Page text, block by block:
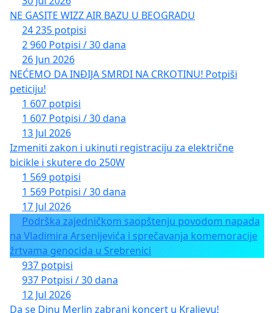
NE GASITE WIZZ AIR BAZU U BEOGRADU
24 235 potpisi
2 960 Potpisi / 30 dana
26 Jun 2026
NEĆEMO DA INĐIJA SMRDI NA CRKOTINU! Potpiši
peticiju!
1 607 potpisi
1 607 Potpisi / 30 dana
13 Jul 2026
Izmeniti zakon i ukinuti registraciju za električne
bicikle i skutere do 250W
1 569 potpisi
1 569 Potpisi / 30 dana
17 Jul 2026
Podrška zajedničkom saopštenju povodom napada
na Vladimira Arsenijevića i sprečavanja komemoracije
žrtvama genocida u Srebrenici
937 potpisi
937 Potpisi / 30 dana
12 Jul 2026
Da se Dinu Merlin zabrani koncert u Kraljevu!